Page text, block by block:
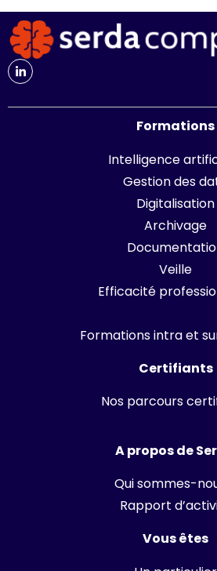
Formations
Intelligence
Gestion des
Digitalisation
Archivage
Veille
Efficacité
Formations intra et
Certifiants
Nos parcours
A propos de
Qui sommes-
Rapport
Vous êtes